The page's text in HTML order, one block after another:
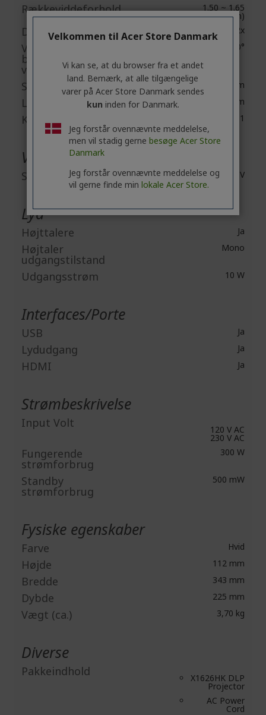
Rækkeviddeforhold 1.50 ~ 1.65
(100"@3.23m)
Digital zoom 2x
Vertikal rettelse af
billede ved skæv
vinkel
-40°/+40°
Standard lysstyrke 4000 lm
Lav lysstyrke 3200 lm
Kontrastforhold 10,000:1
Video
Standard video signal HDTV
Lyd
Højttalere Ja
Højtaler
udgangstilstand
Mono
Udgangsstrøm 10 W
Interfaces/Porte
USB Ja
Lydudgang Ja
HDMI Ja
Strømbeskrivelse
Input Volt 120 V AC
230 V AC
Fungerende
strømforbrug
300 W
Standby
strømforbrug
500 mW
Fysiske egenskaber
Farve Hvid
Højde 112 mm
Bredde 343 mm
Dybde 225 mm
Vægt (ca.) 3,70 kg
Diverse
Pakkeindhold X1626HK DLP
Projector
AC Power
Cord
Velkommen til Acer Store Danmark
Vi kan se, at du browser fra et andet
land. Bemærk, at alle tilgængelige
varer på Acer Store Danmark sendes
kun inden for Danmark.
Jeg forstår ovennævnte meddelelse,
men vil stadig gerne besøge Acer Store
Danmark
Jeg forstår ovennævnte meddelelse og
vil gerne finde min lokale Acer Store.